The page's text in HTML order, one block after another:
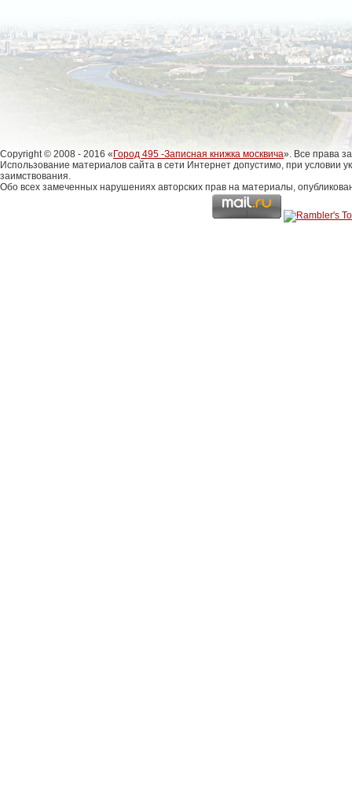
Copyright © 2008 - 2016 « Город 495 -Записная книжка москвича». Все права
Использование материалов сайта в сети Интернет допустимо, при условии
заимствования.
Обо всех замеченных нарушениях авторских прав на материалы,